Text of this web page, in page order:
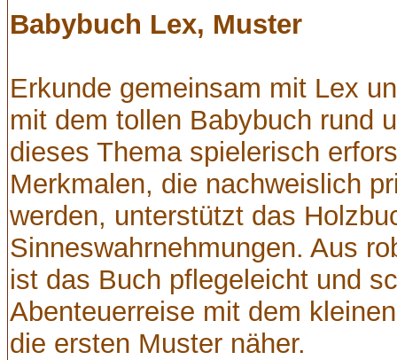
Babybuch Lex, Muster
Erkunde gemeinsam mit Lex
mit dem tollen Babybuch rund
dieses Thema spielerisch
Merkmalen, die nachweislich
werden, unterstützt das
Sinneswahrnehmungen. Aus
ist das Buch pflegeleicht und
Abenteuerreise mit dem
die ersten Muster näher.